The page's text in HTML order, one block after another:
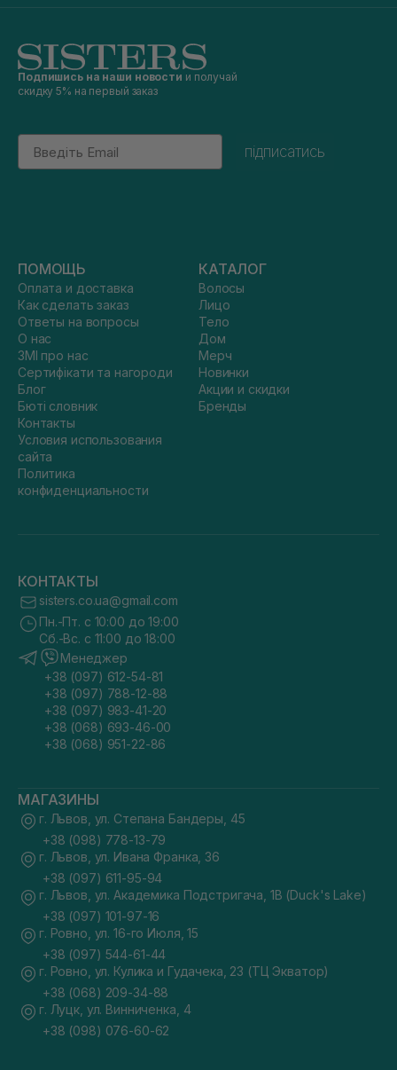
Подпишись на наши новости и получай
скидку 5% на первый заказ
Email
підписатись
ПОМОЩЬ
Оплата и доставка
Как сделать заказ
Ответы на вопросы
О нас
ЗМІ про нас
Сертифікати та нагороди
Блог
Бюті словник
Контакты
Условия использования
сайта
Политика
конфиденциальности
КАТАЛОГ
Волосы
Лицо
Тело
Дом
Мерч
Новинки
Акции и скидки
Бренды
КОНТАКТЫ
sisters.co.ua@gmail.com
Пн.-Пт. с 10:00 до 19:00
Сб.-Вс. с 11:00 до 18:00
Менеджер
+38 (097) 612-54-81
+38 (097) 788-12-88
+38 (097) 983-41-20
+38 (068) 693-46-00
+38 (068) 951-22-86
МАГАЗИНЫ
г. Львов, ул. Степана Бандеры, 45
+38 (098) 778-13-79
г. Львов, ул. Ивана Франка, 36
+38 (097) 611-95-94
г. Львов, ул. Академика Подстригача, 1В (Duck's Lake)
+38 (097) 101-97-16
г. Ровно, ул. 16-го Июля, 15
+38 (097) 544-61-44
г. Ровно, ул. Кулика и Гудачека, 23 (ТЦ Экватор)
+38 (068) 209-34-88
г. Луцк, ул. Винниченка, 4
+38 (098) 076-60-62